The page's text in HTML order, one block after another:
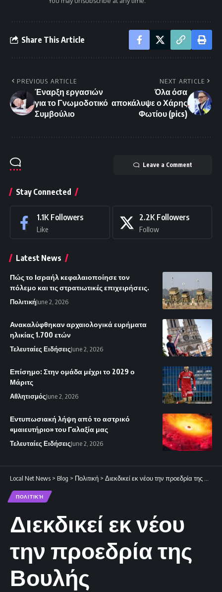
Share This Article
PREVIOUS ARTICLE
Έναρξη εργασιών
για το Γνωμοδοτικό
Συμβούλιο
NEXT ARTICLE
Όλα όσα
αποκάλυψε ο Χάρης
Φωτίου (pics)
Leave a Comment
Stay Connected
1.1K Followers
Like
2.2K Followers
Follow
Latest News
Πώς το Ισραήλ κεφαλαιοποίησε τον
πόλεμο και τις στρατιωτικές επιχειρήσεις.
ΠολιτικήJune 2, 2026
Ανακαλύφθηκαν αρχαιολογικά ευρήματα
ηλικίας 1.700 ετών
Τελευταίες ΕιδήσειςJune 2, 2026
Επίσημο: Στην ομάδα μέχρι το 2029 ο
Μάριτς
ΑθλητισμόςJune 2, 2026
Εντυπωσιακή λήψη από το αστρικό
«μαιευτήριο» του Γαλαξία μας
Τελευταίες ΕιδήσειςJune 2, 2026
Local Net News > Blog > Πολιτική > Διεκδικεί εκ νέου την προεδρία της Βουλής
ΠΟΛΙΤΙΚΉ
Διεκδικεί εκ νέου
την προεδρία της
Βουλής